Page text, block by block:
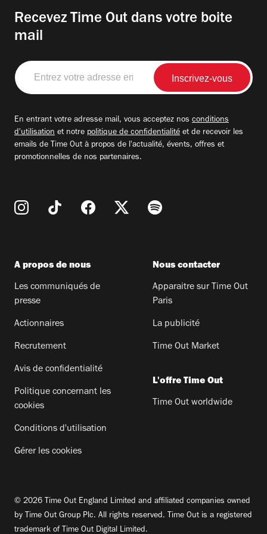
Recevez Time Out dans votre boite
mail
Entrez
votre
adresse
En entrant votre adresse mail, vous acceptez nos conditions
d'utilisation et notre politique de confidentialité et de recevoir les
emails de Time Out à propos de l'actualité, évents, offres et
promotionnelles de nos partenaires.
A propos de nous
Les communiqués de
presse
Actionnaires
Recrutement
Avis de confidentialité
Politique concernant les
cookies
Conditions d'utilisation
Gérer les cookies
Nous contacter
Apparaitre sur Time Out
Paris
La publicité
Time Out Market
L'offre Time Out
Time Out worldwide
© 2026 Time Out England Limited and affiliated companies owned
by Time Out Group Plc. All rights reserved. Time Out is a registered
trademark of Time Out Digital Limited.